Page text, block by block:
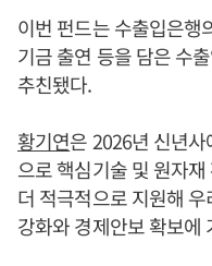
이번 펀드는 수출입은행
기금 출연 등을 담은 수
추친됐다.
황기연은 2026년 신년
으로 핵심기술 및 원자
더 적극적으로 지원해
강화와 경제안보 확보에